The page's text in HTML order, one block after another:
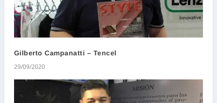
Gilberto Campanatti – Tencel
29/09/2020